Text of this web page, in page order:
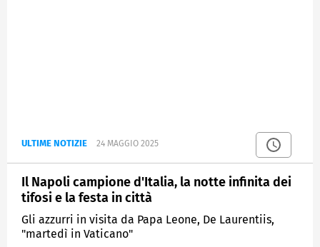
ULTIME NOTIZIE 24 MAGGIO 2025
Il Napoli campione d'Italia, la notte infinita dei
tifosi e la festa in città
Gli azzurri in visita da Papa Leone, De Laurentiis,
"martedì in Vaticano"